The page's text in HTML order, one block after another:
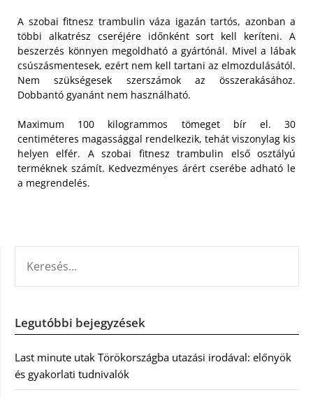
A szobai fitnesz trambulin váza igazán tartós, azonban a
többi alkatrész cseréjére időnként sort kell keríteni. A
beszerzés könnyen megoldható a gyártónál. Mivel a lábak
csúszásmentesek, ezért nem kell tartani az elmozdulásától.
Nem szükségesek szerszámok az összerakásához.
Dobbantó gyanánt nem használható.
Maximum 100 kilogrammos tömeget bír el. 30
centiméteres magassággal rendelkezik, tehát viszonylag kis
helyen elfér. A szobai fitnesz trambulin első osztályú
terméknek számít. Kedvezményes árért cserébe adható le
a megrendelés.
Legutóbbi bejegyzések
Last minute utak Törökországba utazási irodával: előnyök
és gyakorlati tudnivalók